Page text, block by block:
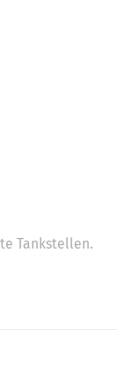
Tankstellen.